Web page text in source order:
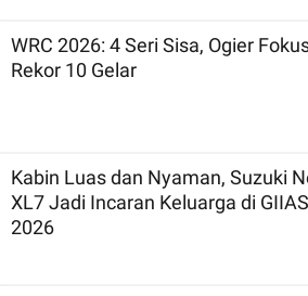
WRC 2026: 4 Seri Sisa, Ogier
Rekor 10 Gelar
Kabin Luas dan Nyaman, Suzuki
XL7 Jadi Incaran Keluarga di GIIAS
2026